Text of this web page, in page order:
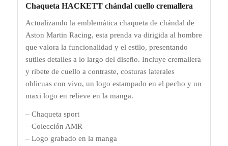
Chaqueta HACKETT chándal cuello cremallera
Actualizando la emblemática chaqueta de chándal de
Aston Martin Racing, esta prenda va dirigida al hombre
que valora la funcionalidad y el estilo, presentando
sutiles detalles a lo largo del diseño. Incluye cremallera
y ribete de cuello a contraste, costuras laterales
oblicuas con vivo, un logo estampado en el pecho y un
maxi logo en relieve en la manga.
– Chaqueta sport
– Colección AMR
– Logo grabado en la manga